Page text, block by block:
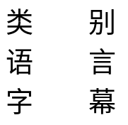
类 别
语 言
字 幕